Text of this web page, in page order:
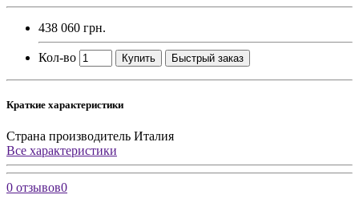
438 060 грн.
Кол-во Купить Быстрый заказ
Краткие характеристики
Страна производитель Италия
Все характеристики
0 отзывов0